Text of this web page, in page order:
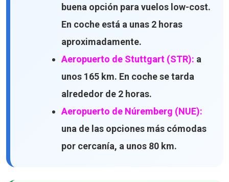
buena opción para vuelos low-cost.
En coche está a unas 2 horas
aproximadamente.
Aeropuerto de Stuttgart (STR): a
unos 165 km. En coche se tarda
alrededor de 2 horas.
Aeropuerto de Núremberg (NUE):
una de las opciones más cómodas
por cercanía, a unos 80 km.